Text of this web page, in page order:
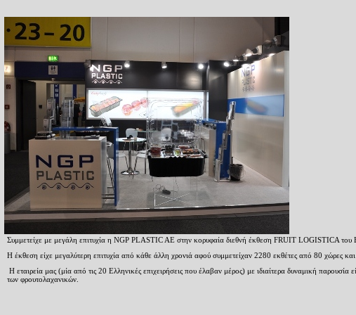
Συμμετείχε με μεγάλη επιτυχία η NGP PLASTIC AE στην κορυφαία διεθνή έκθεση FRUIT LOGISTICA του
Η έκθεση είχε μεγαλύτερη επιτυχία από κάθε άλλη χρονιά αφού συμμετείχαν 2280 εκθέτες από 80 χώρες
Η εταιρεία μας (μία από τις 20 Ελληνικές επιχειρήσεις που έλαβαν μέρος) με ιδιαίτερα δυναμική
των φρουτολαχανικών.